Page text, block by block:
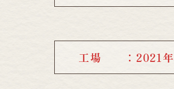
工場 ：2021年